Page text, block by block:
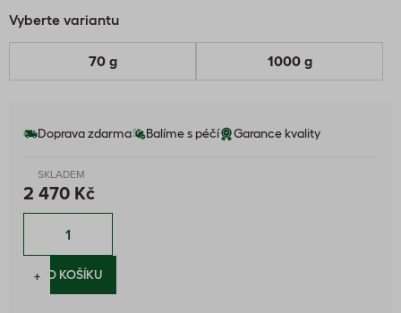
Vyberte variantu
70 g 1000 g
Doprava zdarma Balíme s péčí Garance kvality
SKLADEM
2 470 Kč
−
+DO KOŠÍKU